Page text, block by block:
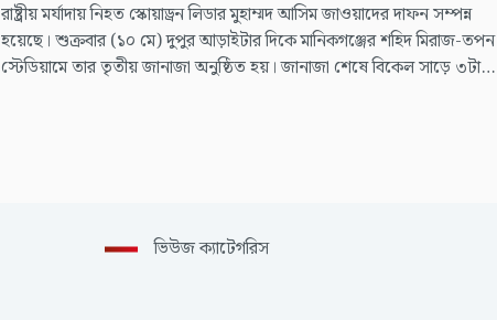
রাষ্ট্রীয় মর্যাদায় নিহত স্কোয়াড্রন লিডার মুহাম্মদ আসিম জাওয়াদের দাফন সম্পন্ন
হয়েছে। শুক্রবার (১০ মে) দুপুর আড়াইটার দিকে মানিকগঞ্জের শহিদ মিরাজ-তপন
স্টেডিয়ামে তার তৃতীয় জানাজা অনুষ্ঠিত হয়। জানাজা শেষে বিকেল সাড়ে ৩টার
ভিউজ ক্যাটেগরিস